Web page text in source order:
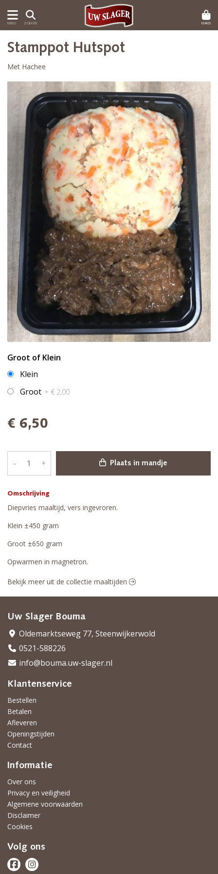
MENU ZOEKEN MAND
Omschrijving
Diepvries maaltijd, vers ingevroren.
Klein ±450 gram
Groot ±650 gram
Opwarmen in magnetron.
Stamppot Hutspot
Met Hachee
Groot of Klein
Klein
Groot + € 2,00
€ 6,50
– + Plaats in mandje
Bekijk meer uit de collectie maaltijden
Uw Slager Bouma
Oldemarktseweg 77, Steenwijkerwold
0521-588226
info@bouma.uw-slager.nl
Klantenservice
Bestellen
Betalen
Afleveren
Openingstijden
Contact
Informatie
Over ons
Privacy en veiligheid
Algemene voorwaarden
Disclaimer
Cookies
Volg ons